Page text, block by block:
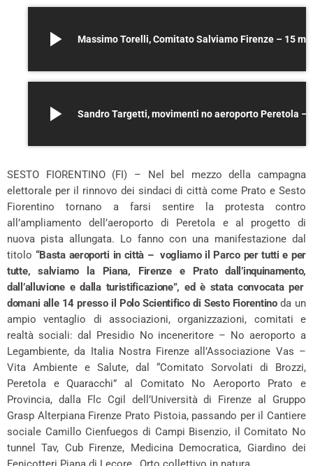
play_arrow
play_arrow
SESTO FIORENTINO (FI) – Nel bel mezzo della campagna
elettorale per il rinnovo dei sindaci di città come Prato e Sesto
Fiorentino tornano a farsi sentire la protesta contro
all’ampliamento dell’aeroporto di Peretola e al progetto di
nuova pista allungata. Lo fanno con una manifestazione dal
titolo “Basta aeroporti in città – vogliamo il Parco per tutti e per
tutte, salviamo la Piana, Firenze e Prato dall’inquinamento,
dall’alluvione e dalla turistificazione”, ed è stata convocata per
domani alle 14 presso il Polo Scientifico di Sesto Fiorentinoda un
ampio ventaglio di associazioni, organizzazioni, comitati e
realtà sociali: dal Presidio No inceneritore – No aeroporto a
Legambiente, da Italia Nostra Firenze all’Associazione Vas –
Vita Ambiente e Salute, dal “Comitato Sorvolati di Brozzi,
Peretola e Quaracchi” al Comitato No Aeroporto Prato e
Provincia, dalla Flc Cgil dell’Università di Firenze al Gruppo
Grasp Alterpiana Firenze Prato Pistoia, passando per il Cantiere
sociale Camillo Cienfuegos di Campi Bisenzio, il Comitato No
tunnel Tav, Cub Firenze, Medicina Democratica, Giardino dei